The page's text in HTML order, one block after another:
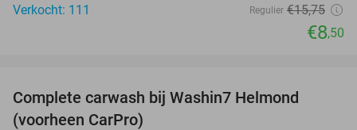
Verkocht: 111
Regulier €15,75
€8,50
Complete carwash bij Washin7 Helmond
(voorheen CarPro)